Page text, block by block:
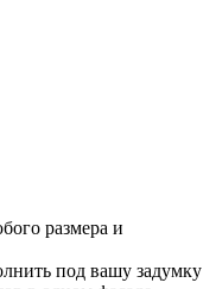
размера и
под вашу задумку